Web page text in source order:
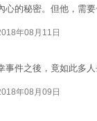
心的秘密。但他，需
年08月11日
事件之後，竟如此多
年08月09日